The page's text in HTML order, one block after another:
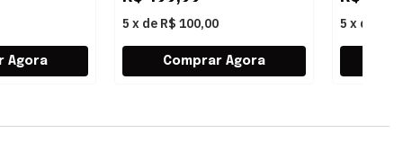
5 x de R$ 100,00 5 x de